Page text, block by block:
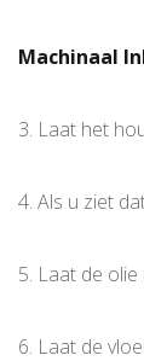
Machinaal
3. Laat het
4. Als u ziet
5. Laat de
6. Laat de